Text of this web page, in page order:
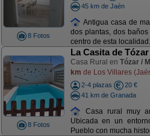
8 Fotos
45 km de Jaén
Antigua casa de
dos plantas, dos
centro de esta
8 Fotos
La Casita de Tózar
Casa Rural en Tózar /
km de Los Villares
2-4 plazas
20 €
41 km de Granada
Casa rural muy
Ubicada en un
Pueblo con mucha